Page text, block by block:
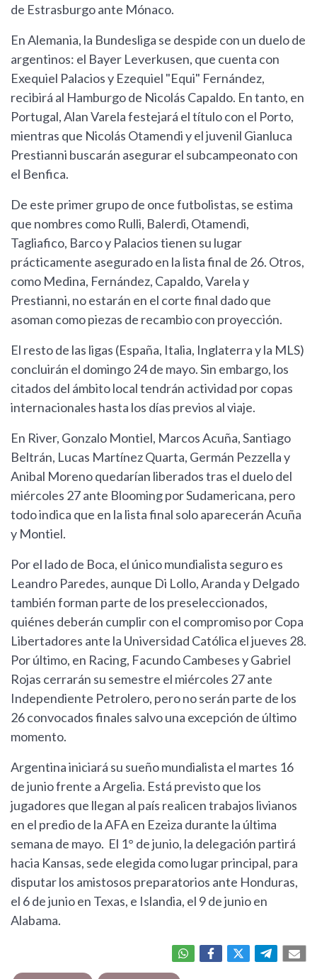
de Estrasburgo ante Mónaco.
En Alemania, la Bundesliga se despide con un duelo de
argentinos: el Bayer Leverkusen, que cuenta con
Exequiel Palacios y Ezequiel "Equi" Fernández,
recibirá al Hamburgo de Nicolás Capaldo. En tanto, en
Portugal, Alan Varela festejará el título con el Porto,
mientras que Nicolás Otamendi y el juvenil Gianluca
Prestianni buscarán asegurar el subcampeonato con
el Benfica.
De este primer grupo de once futbolistas, se estima
que nombres como Rulli, Balerdi, Otamendi,
Tagliafico, Barco y Palacios tienen su lugar
prácticamente asegurado en la lista final de 26. Otros,
como Medina, Fernández, Capaldo, Varela y
Prestianni, no estarán en el corte final dado que
asoman como piezas de recambio con proyección.
El resto de las ligas (España, Italia, Inglaterra y la MLS)
concluirán el domingo 24 de mayo. Sin embargo, los
citados del ámbito local tendrán actividad por copas
internacionales hasta los días previos al viaje.
En River, Gonzalo Montiel, Marcos Acuña, Santiago
Beltrán, Lucas Martínez Quarta, Germán Pezzella y
Anibal Moreno quedarían liberados tras el duelo del
miércoles 27 ante Blooming por Sudamericana, pero
todo indica que en la lista final solo aparecerán Acuña
y Montiel.
Por el lado de Boca, el único mundialista seguro es
Leandro Paredes, aunque Di Lollo, Aranda y Delgado
también forman parte de los preseleccionados,
quiénes deberán cumplir con el compromiso por Copa
Libertadores ante la Universidad Católica el jueves 28.
Por último, en Racing, Facundo Cambeses y Gabriel
Rojas cerrarán su semestre el miércoles 27 ante
Independiente Petrolero, pero no serán parte de los
26 convocados finales salvo una excepción de último
momento.
Argentina iniciará su sueño mundialista el martes 16
de junio frente a Argelia. Está previsto que los
jugadores que llegan al país realicen trabajos livianos
en el predio de la AFA en Ezeiza durante la última
semana de mayo. El 1° de junio, la delegación partirá
hacia Kansas, sede elegida como lugar principal, para
disputar los amistosos preparatorios ante Honduras,
el 6 de junio en Texas, e Islandia, el 9 de junio en
Alabama.